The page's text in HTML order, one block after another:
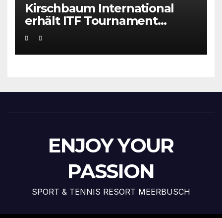
Kirschbaum International
erhält ITF Tournament
Recognition Award 2025
ENJOY YOUR
PASSION
SPORT & TENNIS RESORT MEERBUSCH